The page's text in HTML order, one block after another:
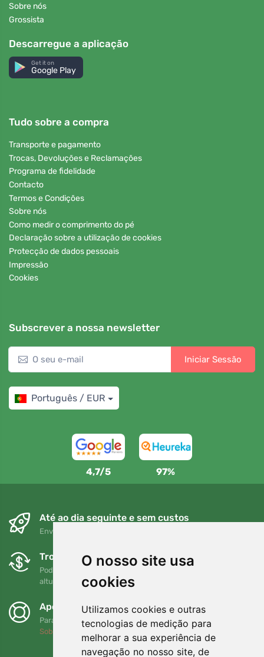
O nosso site usa
cookies
Utilizamos cookies e outras
tecnologias de medição para
melhorar a sua experiência de
navegação no nosso site, de
Sobre nós
Grossista
Descarregue a aplicação
Get it on
Google Play
Tudo sobre a compra
Transporte e pagamento
Trocas, Devoluções e Reclamações
Programa de fidelidade
Contacto
Termos e Condições
Sobre nós
Como medir o comprimento do pé
Declaração sobre a utilização de cookies
Protecção de dados pessoais
Impressão
Cookies
Subscrever a nossa newsletter
Iniciar Sessão
Português / EUR
4,7/5 97%
Até ao dia seguinte e sem custos
Envio gratuito para encomendas superiores a 80 EUR
Trocas e devoluções gratuitas
Pode devolver ou trocar a sua encomenda em qualquer
altura no prazo de 90 dias
Apoiamos a Trees.org
Para cada encomenda plantamos uma árvore! Leia mais
Sobre nós